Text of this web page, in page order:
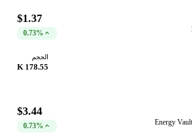
$1.37
0.73%
الحجم
178.55 K
Energy
$3.44
0.73%